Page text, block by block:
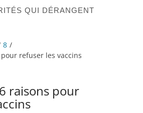
QUI DÉRANGENT
8
refuser les vaccins
raisons pour